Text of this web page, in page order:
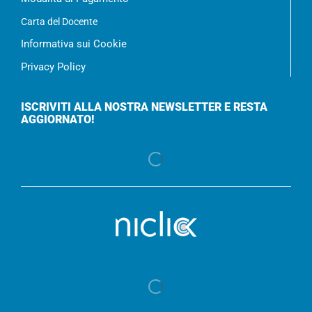
Carta del Docente
Informativa sui Cookie
Privacy Policy
ISCRIVITI ALLA NOSTRA NEWSLETTER E RESTA
AGGIORNATO!